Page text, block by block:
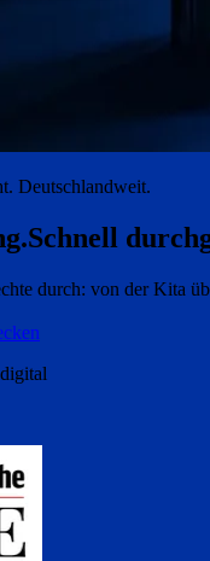
Deutschlandweit.
Schnell
durch: von der Kita